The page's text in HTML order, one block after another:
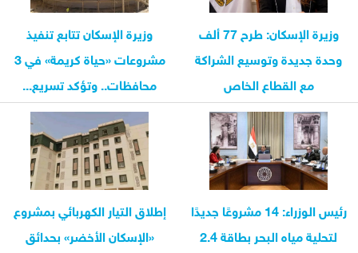
وزيرة الإسكان: طرح 77 ألف
وحدة جديدة وتوسيع الشراكة
مع القطاع الخاص
وزيرة الإسكان تتابع تنفيذ
مشروعات «حياة كريمة» في 3
محافظات.. وتؤكد تسريع...
رئيس الوزراء: 14 مشروعًا جديدًا
لتحلية مياه البحر بطاقة 2.4
إطلاق التيار الكهربائي بمشروع
«الإسكان الأخضر» بحدائق